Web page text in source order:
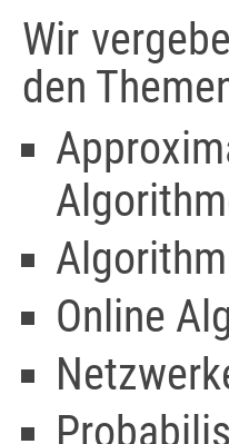
Wir
den
Online